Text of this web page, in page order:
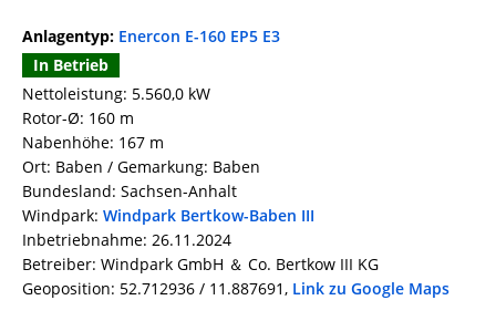
Anlagentyp: Enercon E-160 EP5 E3
In Betrieb
Nettoleistung: 5.560,0 kW
Rotor-Ø: 160 m
Nabenhöhe: 167 m
Ort: Baben / Gemarkung: Baben
Bundesland: Sachsen-Anhalt
Windpark: Windpark Bertkow-Baben III
Inbetriebnahme: 26.11.2024
Betreiber: Windpark GmbH ＆ Co. Bertkow III KG
Geoposition: 52.712936 / 11.887691, Link zu Google Maps